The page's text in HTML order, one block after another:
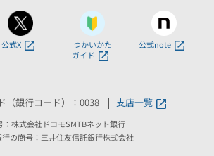
公式X
つかいかた
ガイド
公式note
（銀行コード）：0038 支店一覧
：株式会社ドコモSMTBネット銀行
の商号：三井住友信託銀行株式会社